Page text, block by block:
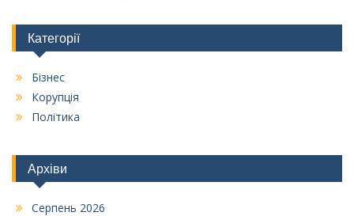
Категорії
Бізнес
Корупція
Політика
Архіви
Серпень 2026